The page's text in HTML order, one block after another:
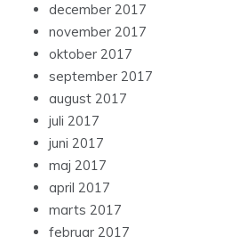
december 2017
november 2017
oktober 2017
september 2017
august 2017
juli 2017
juni 2017
maj 2017
april 2017
marts 2017
februar 2017